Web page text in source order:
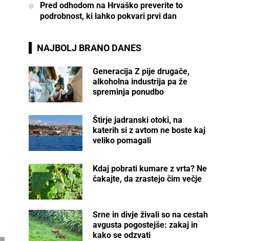
Pred odhodom na Hrvaško preverite to
podrobnost, ki lahko pokvari prvi dan
NAJBOLJ BRANO DANES
Generacija Z pije drugače,
alkoholna industrija pa že
spreminja ponudbo
Štirje jadranski otoki, na
katerih si z avtom ne boste kaj
veliko pomagali
Kdaj pobrati kumare z vrta? Ne
čakajte, da zrastejo čim večje
Srne in divje živali so na cestah
avgusta pogostejše: zakaj in
kako se odzvati